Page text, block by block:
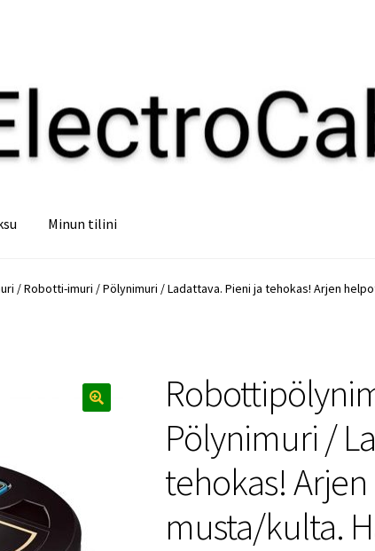
Minun tilini
/ Robotti-imuri / Pölynimuri / Ladattava. Pieni ja tehokas! Arjen
Pölynimuri /
tehokas!
musta/kulta.